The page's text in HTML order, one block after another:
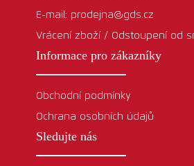
E-mail: prodejna@gds.cz
Vrácení zboží / Odstoupení od
Informace pro zákazníky
Obchodní podmínky
Ochrana osobních údajů
Sledujte nás